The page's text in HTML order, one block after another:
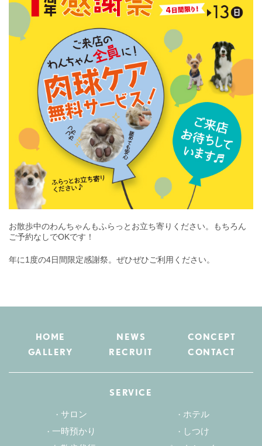
お散歩中のわんちゃんもふらっとお立ち寄りください。もちろん
ご予約なしでOKです！
年に1度の4日間限定感謝祭。ぜひぜひご利用ください。
HOME NEWS
CONCEPT
GALLERY
RECRUIT CONTACT
SERVICE
サロン
ホテル
一時預かり
しつけ